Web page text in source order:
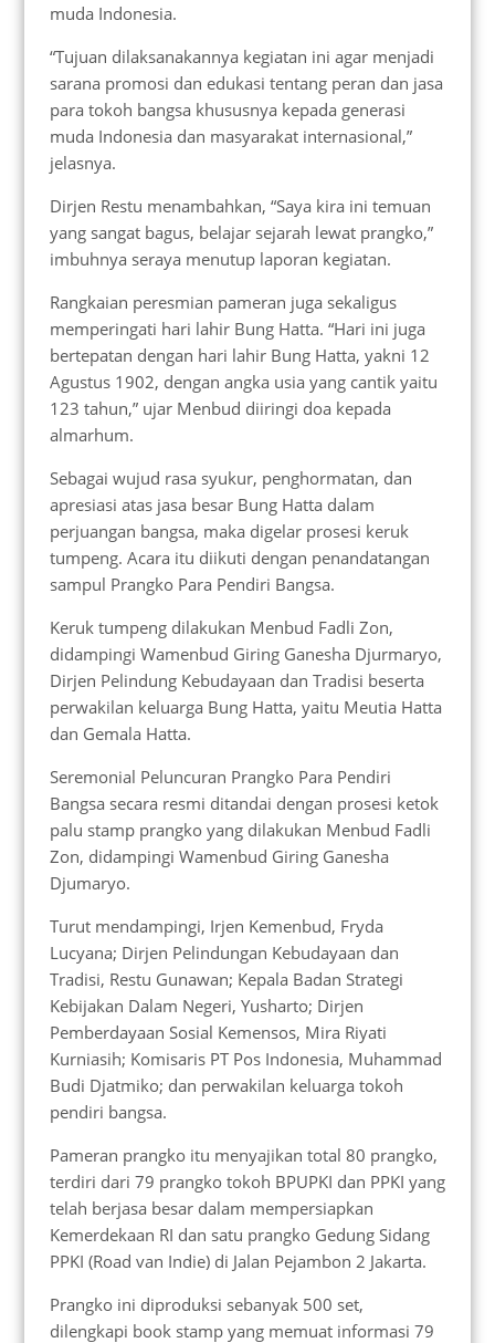
muda Indonesia.
“Tujuan dilaksanakannya kegiatan ini agar menjadi
sarana promosi dan edukasi tentang peran dan jasa
para tokoh bangsa khususnya kepada generasi
muda Indonesia dan masyarakat internasional,”
jelasnya.
Dirjen Restu menambahkan, “Saya kira ini temuan
yang sangat bagus, belajar sejarah lewat prangko,”
imbuhnya seraya menutup laporan kegiatan.
Rangkaian peresmian pameran juga sekaligus
memperingati hari lahir Bung Hatta. “Hari ini juga
bertepatan dengan hari lahir Bung Hatta, yakni 12
Agustus 1902, dengan angka usia yang cantik yaitu
123 tahun,” ujar Menbud diiringi doa kepada
almarhum.
Sebagai wujud rasa syukur, penghormatan, dan
apresiasi atas jasa besar Bung Hatta dalam
perjuangan bangsa, maka digelar prosesi keruk
tumpeng. Acara itu diikuti dengan penandatangan
sampul Prangko Para Pendiri Bangsa.
Keruk tumpeng dilakukan Menbud Fadli Zon,
didampingi Wamenbud Giring Ganesha Djurmaryo,
Dirjen Pelindung Kebudayaan dan Tradisi beserta
perwakilan keluarga Bung Hatta, yaitu Meutia Hatta
dan Gemala Hatta.
Seremonial Peluncuran Prangko Para Pendiri
Bangsa secara resmi ditandai dengan prosesi ketok
palu stamp prangko yang dilakukan Menbud Fadli
Zon, didampingi Wamenbud Giring Ganesha
Djumaryo.
Turut mendampingi, Irjen Kemenbud, Fryda
Lucyana; Dirjen Pelindungan Kebudayaan dan
Tradisi, Restu Gunawan; Kepala Badan Strategi
Kebijakan Dalam Negeri, Yusharto; Dirjen
Pemberdayaan Sosial Kemensos, Mira Riyati
Kurniasih; Komisaris PT Pos Indonesia, Muhammad
Budi Djatmiko; dan perwakilan keluarga tokoh
pendiri bangsa.
Pameran prangko itu menyajikan total 80 prangko,
terdiri dari 79 prangko tokoh BPUPKI dan PPKI yang
telah berjasa besar dalam mempersiapkan
Kemerdekaan RI dan satu prangko Gedung Sidang
PPKI (Road van Indie) di Jalan Pejambon 2 Jakarta.
Prangko ini diproduksi sebanyak 500 set,
dilengkapi book stamp yang memuat informasi 79